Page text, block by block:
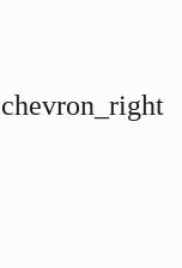
chevron_right